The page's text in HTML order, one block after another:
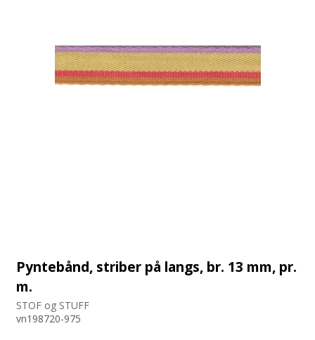
Pyntebånd, striber på langs, br. 13 mm, pr.
m.
STOF og STUFF
vn198720-975